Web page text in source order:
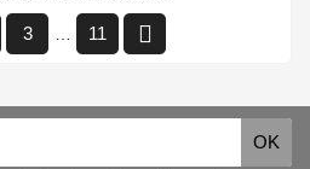
3 … 11 